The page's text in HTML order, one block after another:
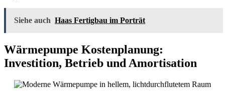
Siehe auch Haas Fertigbau im Porträt
Wärmepumpe Kostenplanung:
Investition, Betrieb und Amortisation